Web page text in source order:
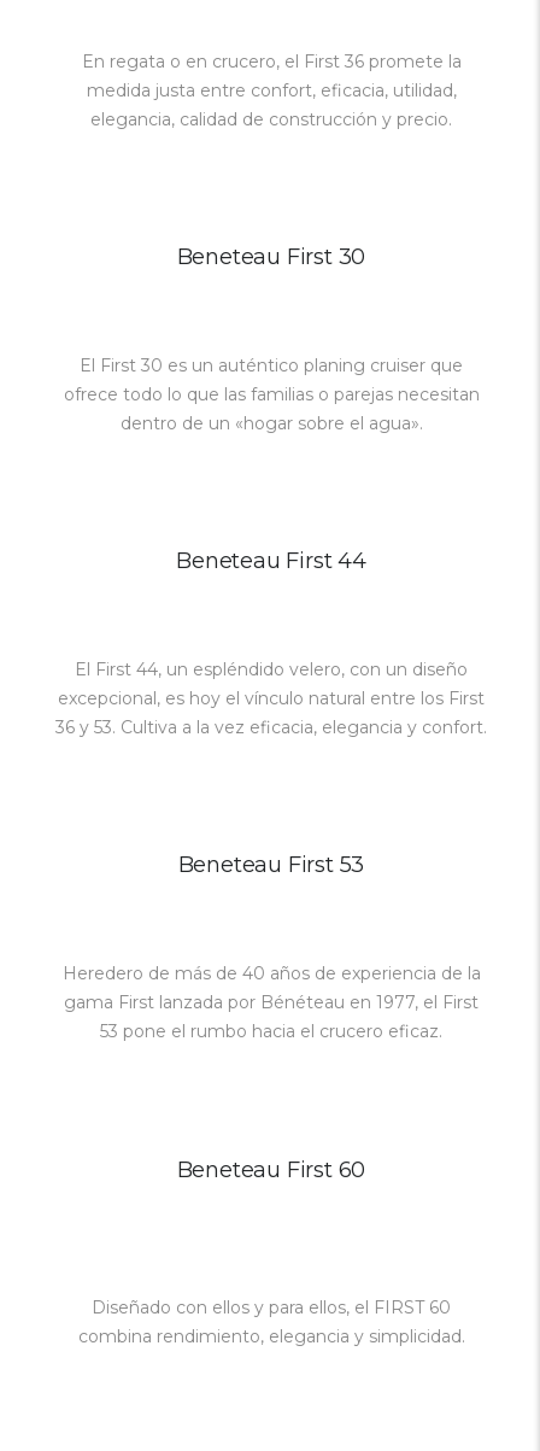
En regata o en crucero, el First 36 promete la
medida justa entre confort, eficacia, utilidad,
elegancia, calidad de construcción y precio.
Beneteau First 30
El First 30 es un auténtico planing cruiser que
ofrece todo lo que las familias o parejas necesitan
dentro de un «hogar sobre el agua».
Beneteau First 44
El First 44, un espléndido velero, con un diseño
excepcional, es hoy el vínculo natural entre los First
36 y 53. Cultiva a la vez eficacia, elegancia y confort.
Beneteau First 53
Heredero de más de 40 años de experiencia de la
gama First lanzada por Bénéteau en 1977, el First
53 pone el rumbo hacia el crucero eficaz.
Beneteau First 60
Diseñado con ellos y para ellos, el FIRST 60
combina rendimiento, elegancia y simplicidad.